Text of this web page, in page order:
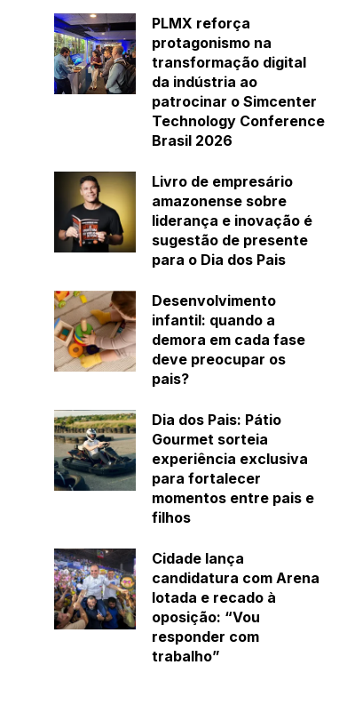
PLMX reforça
protagonismo na
transformação digital
da indústria ao
patrocinar o Simcenter
Technology Conference
Brasil 2026
Livro de empresário
amazonense sobre
liderança e inovação é
sugestão de presente
para o Dia dos Pais
Desenvolvimento
infantil: quando a
demora em cada fase
deve preocupar os
pais?
Dia dos Pais: Pátio
Gourmet sorteia
experiência exclusiva
para fortalecer
momentos entre pais e
filhos
Cidade lança
candidatura com Arena
lotada e recado à
oposição: “Vou
responder com
trabalho”